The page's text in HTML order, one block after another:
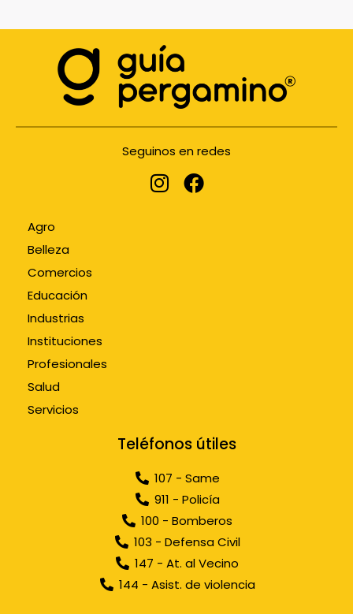
Seguinos en redes
Agro
Belleza
Comercios
Educación
Industrias
Instituciones
Profesionales
Salud
Servicios
Teléfonos útiles
107 - Same
911 - Policía
100 - Bomberos
103 - Defensa Civil
147 - At. al Vecino
144 - Asist. de violencia